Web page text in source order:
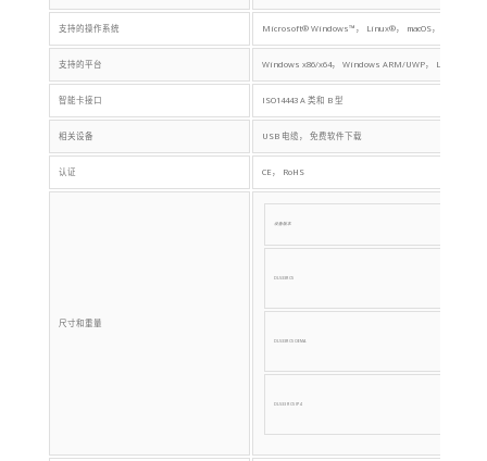
支持的操作系统 Microsoft® Windows™， Linux®， macOS， Solaris，
支持的平台 Windows x86/x64， Windows ARM/UWP， Linux x86/
智能卡接口 ISO14443 A 类和 B 型
相关设备 USB 电缆， 免费软件下载
认证 CE， RoHS
尺寸和重量
设备版本
DL533R CS
DL533R CS OEMA
DL533 R CS IP4